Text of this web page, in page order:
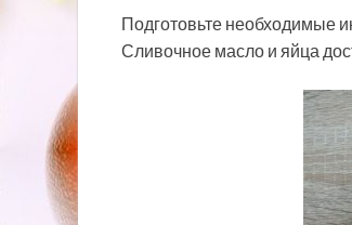
Подготовьте необходимые
Сливочное масло и яйца